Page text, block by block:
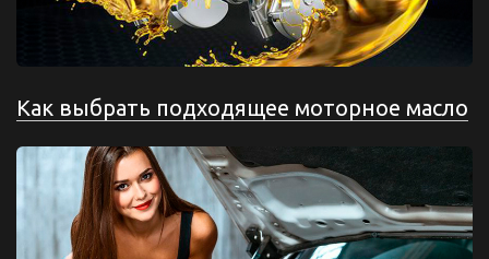
Как выбрать подходящее моторное масло